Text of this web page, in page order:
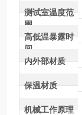
测试室温度范
围
高低温暴露时
间
内外部材质
保温材质
机械工作原理